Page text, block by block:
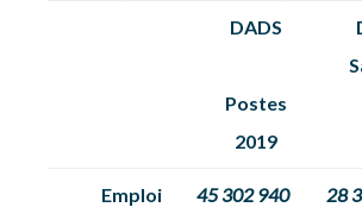
DADS
Postes
2019
Emploi
45 302 940 28